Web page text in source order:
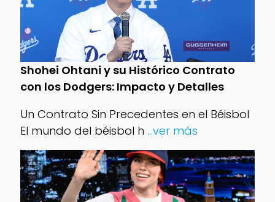
Shohei Ohtani y su Histórico Contrato
con los Dodgers: Impacto y Detalles
Un Contrato Sin Precedentes en el Béisbol
El mundo del béisbol h ...ver más